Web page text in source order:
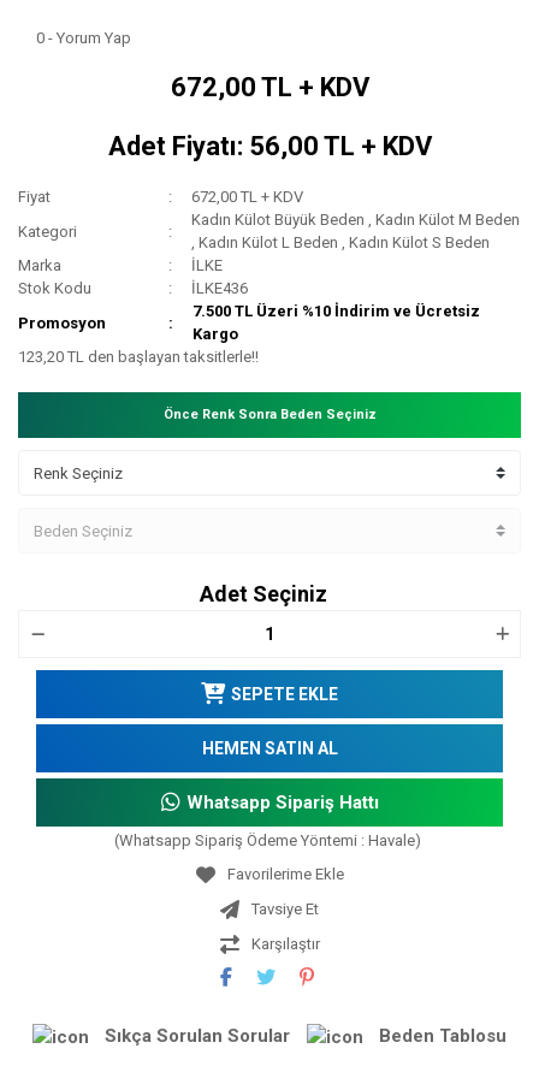
0 - Yorum Yap
672,00 TL + KDV
Adet Fiyatı: 56,00 TL + KDV
Fiyat
672,00 TL + KDV
Kategori
Kadın Külot Büyük Beden ,Kadın Külot M Beden
,Kadın Külot L Beden ,Kadın Külot S Beden
Marka
İLKE
Stok Kodu
İLKE436
Promosyon
7.500 TL Üzeri %10 İndirim ve Ücretsiz
Kargo
123,20 TL den başlayan taksitlerle!!
Önce Renk Sonra Beden Seçiniz
Adet Seçiniz
SEPETE EKLE
HEMEN SATIN AL
Whatsapp Sipariş Hattı
(Whatsapp Sipariş Ödeme Yöntemi : Havale)
Tavsiye Et
Karşılaştır
Sıkça Sorulan Sorular Beden Tablosu